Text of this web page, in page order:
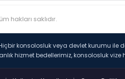
hakları saklıdır.
konsolosluk veya devlet kurumu
hizmet bedellerimiz, konsolosluk vize